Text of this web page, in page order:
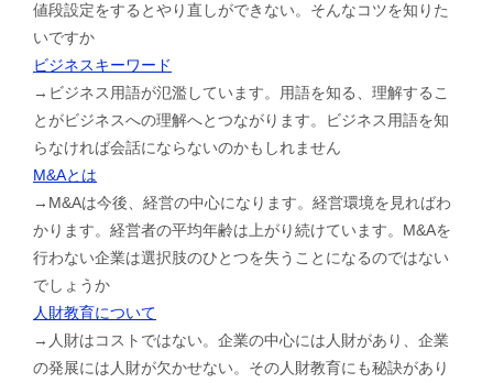
値段設定をするとやり直しができない。そんなコツを知りた
いですか
ビジネスキーワード
→ビジネス用語が氾濫しています。用語を知る、理解するこ
とがビジネスへの理解へとつながります。ビジネス用語を知
らなければ会話にならないのかもしれません
M&Aとは
→M&Aは今後、経営の中心になります。経営環境を見ればわ
かります。経営者の平均年齢は上がり続けています。M&Aを
行わない企業は選択肢のひとつを失うことになるのではない
でしょうか
人財教育について
→人財はコストではない。企業の中心には人財があり、企業
の発展には人財が欠かせない。その人財教育にも秘訣があり